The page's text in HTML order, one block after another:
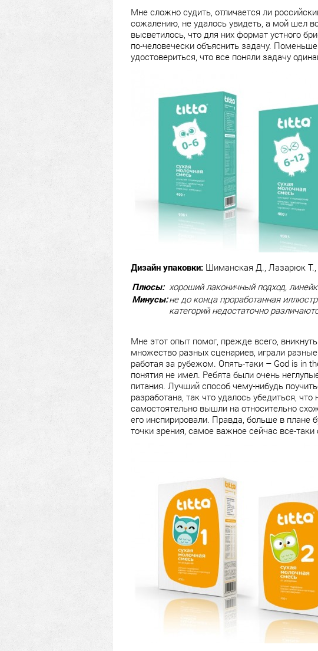
Мне сложно судить, отличается ли
сожалению, не удалось увидеть, а мой шел
высветилось, что для них формат устного
по-человечески объяснить задачу.
удостовериться, что все поняли задачу
Дизайн упаковки: Шиманская Д., Лазарюк
Плюсы: хороший лаконичный подход,
Минусы:не до конца проработанная
категорий недостаточно
Мне этот опыт помог, прежде всего,
множество разных сценариев, играли
работая за рубежом. Опять-таки – God is in
понятия не имел. Ребята были очень
питания. Лучший способ чему-нибудь
разработана, так что удалось убедиться,
самостоятельно вышли на относительно
его инспирировали. Правда, больше в плане
точки зрения, самое важное сейчас все-таки